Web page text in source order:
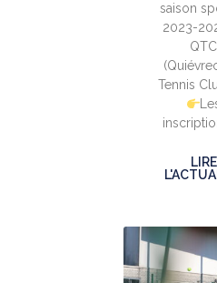
saison
2023-
QTC
Tennis
LIRE